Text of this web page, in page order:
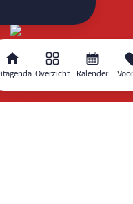
Overzicht Kalender